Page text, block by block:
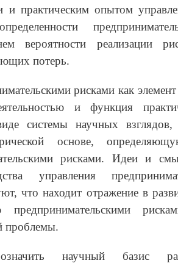
и практическим опытом
вероятности реализации
потерь.
рисками как
и функция
системы научных
основе,
рисками. Идеи и
управления
что находит отражение в
проблемы.
научный базис